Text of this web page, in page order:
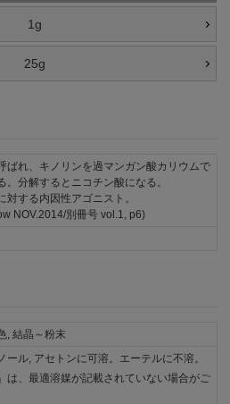
1g
25g
ばれ、キノリンを過マンガン酸カリウムで
。分解するとニコチン酸になる。
対する内因性アゴニスト。
NOV.2014/別冊号 vol.1, p6)
, 結晶～粉末
ール, アセトンに可溶。エーテルに不溶。
は、最適溶媒が記載されていない場合がご